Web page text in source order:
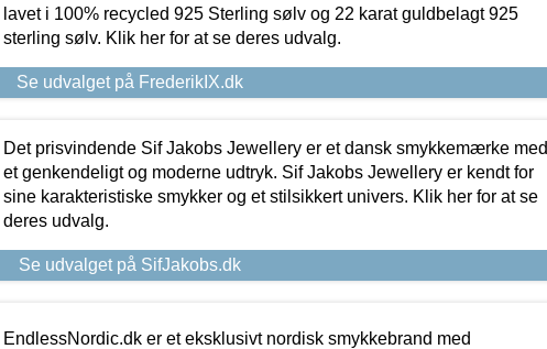
lavet i 100% recycled 925 Sterling sølv og 22 karat guldbelagt 925
sterling sølv. Klik her for at se deres udvalg.
Se udvalget på FrederikIX.dk
Det prisvindende Sif Jakobs Jewellery er et dansk smykkemærke med
et genkendeligt og moderne udtryk. Sif Jakobs Jewellery er kendt for
sine karakteristiske smykker og et stilsikkert univers. Klik her for at se
deres udvalg.
Se udvalget på SifJakobs.dk
EndlessNordic.dk er et eksklusivt nordisk smykkebrand med